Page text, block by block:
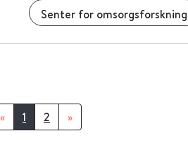
Senter for omsorgsforskning
« 1 2 »